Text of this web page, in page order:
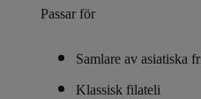
Passar för
Samlare av asiatiska
Klassisk filateli